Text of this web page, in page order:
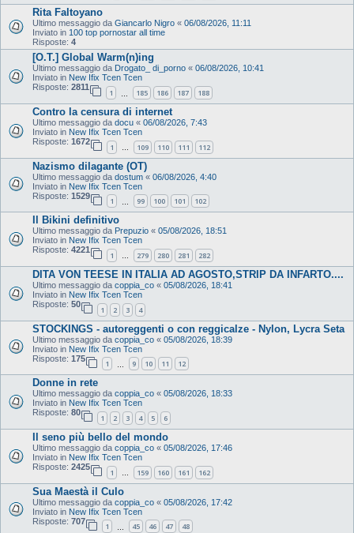
Rita Faltoyano
Ultimo messaggio da Giancarlo Nigro « 06/08/2026, 11:11
Inviato in 100 top pornostar all time
Risposte: 4
[O.T.] Global Warm(n)ing
Ultimo messaggio da Drogato_ di_porno « 06/08/2026, 10:41
Inviato in New Ifix Tcen Tcen
Risposte: 2811
1 185 186 187 188
Contro la censura di internet
Ultimo messaggio da docu « 06/08/2026, 7:43
Inviato in New Ifix Tcen Tcen
Risposte: 1672
1 … 109 110 111 112
Nazismo dilagante (OT)
Ultimo messaggio da dostum « 06/08/2026, 4:40
Inviato in New Ifix Tcen Tcen
Risposte: 1529
1 99 100 101 102
Il Bikini definitivo
Ultimo messaggio da Prepuzio « 05/08/2026, 18:51
Inviato in New Ifix Tcen Tcen
Risposte: 4221
1 … 279 280 281 282
DITA VON TEESE IN ITALIA AD AGOSTO,STRIP DA INFARTO....
Ultimo messaggio da coppia_co « 05/08/2026, 18:41
Inviato in New Ifix Tcen Tcen
Risposte: 50
1 2 3 4
STOCKINGS - autoreggenti o con reggicalze - Nylon, Lycra Seta
Ultimo messaggio da coppia_co « 05/08/2026, 18:39
Inviato in New Ifix Tcen Tcen
Risposte: 175
1 9 10 11 12
Donne in rete
Ultimo messaggio da coppia_co « 05/08/2026, 18:33
Inviato in New Ifix Tcen Tcen
Risposte: 80
1 2 3 4 5 6
Il seno più bello del mondo
Ultimo messaggio da coppia_co « 05/08/2026, 17:46
Inviato in New Ifix Tcen Tcen
Risposte: 2425
1 … 159 160 161 162
Sua Maestà il Culo
Ultimo messaggio da coppia_co « 05/08/2026, 17:42
Inviato in New Ifix Tcen Tcen
Risposte: 707
1 45 46 47 48